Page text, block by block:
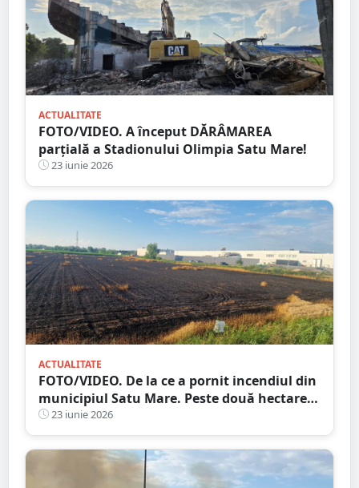
ACTUALITATE
FOTO/VIDEO. A început DĂRÂMAREA
parțială a Stadionului Olimpia Satu Mare!
23 iunie 2026
ACTUALITATE
FOTO/VIDEO. De la ce a pornit incendiul din
municipiul Satu Mare. Peste două hectare
de grâu, făcute scrum
23 iunie 2026